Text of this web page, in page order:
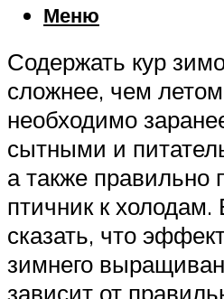
Меню
Содержать кур
сложнее, чем
необходимо
сытными и
а также правильно
птичник к
сказать, что
зимнего
зависит от